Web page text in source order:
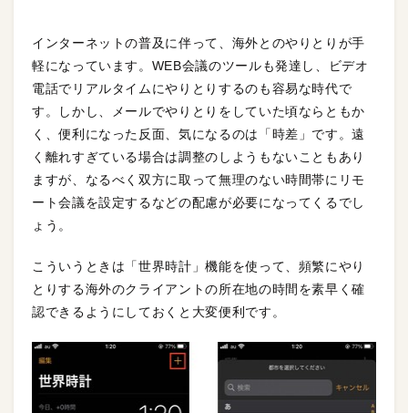
インターネットの普及に伴って、海外とのやりとりが手
軽になっています。WEB会議のツールも発達し、ビデオ
電話でリアルタイムにやりとりするのも容易な時代で
す。しかし、メールでやりとりをしていた頃ならともか
く、便利になった反面、気になるのは「時差」です。遠
く離れすぎている場合は調整のしようもないこともあり
ますが、なるべく双方に取って無理のない時間帯にリモ
ート会議を設定するなどの配慮が必要になってくるでし
ょう。
こういうときは「世界時計」機能を使って、頻繁にやり
とりする海外のクライアントの所在地の時間を素早く確
認できるようにしておくと大変便利です。